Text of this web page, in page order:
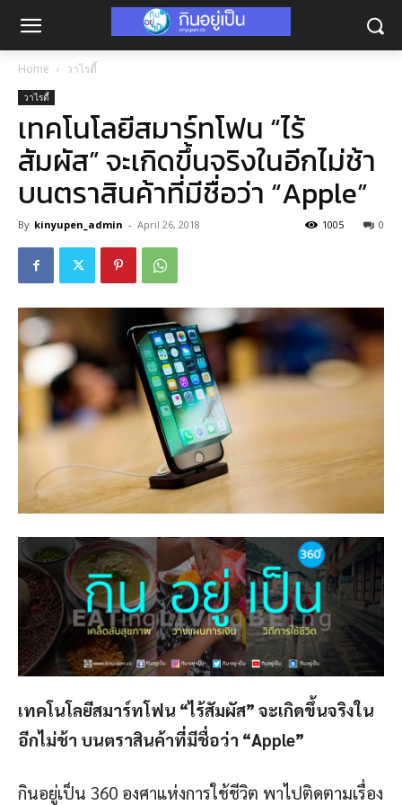
Home วาไรตี้
วาไรตี้
เทคโนโลยีสมาร์ทโฟน “ไร้
สัมผัส” จะเกิดขึ้นจริงในอีกไม่ช้า
บนตราสินค้าที่มีชื่อว่า “Apple”
By kinyupen_admin - April 26, 2018 0
1005
เทคโนโลยีสมาร์ทโฟน “ไร้สัมผัส” จะเกิดขึ้นจริงใน
อีกไม่ช้า บนตราสินค้าที่มีชื่อว่า “Apple”
กินอยู่เป็น 360 องศาแห่งการใช้ชีวิต พาไปติดตามเรื่อง